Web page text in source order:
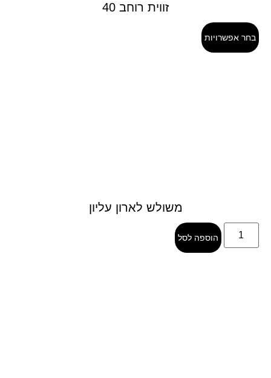
זווית רוחב 40
בחר אפשרויות
משולש לארון עליון
הוספה לסל